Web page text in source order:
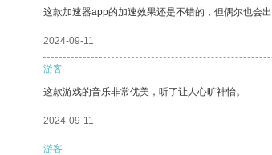
这款加速器app的加速效果还是不错的，但偶尔也会
2024-09-11
游客
这款游戏的音乐非常优美，听了让人心旷神怡。
2024-09-11
游客